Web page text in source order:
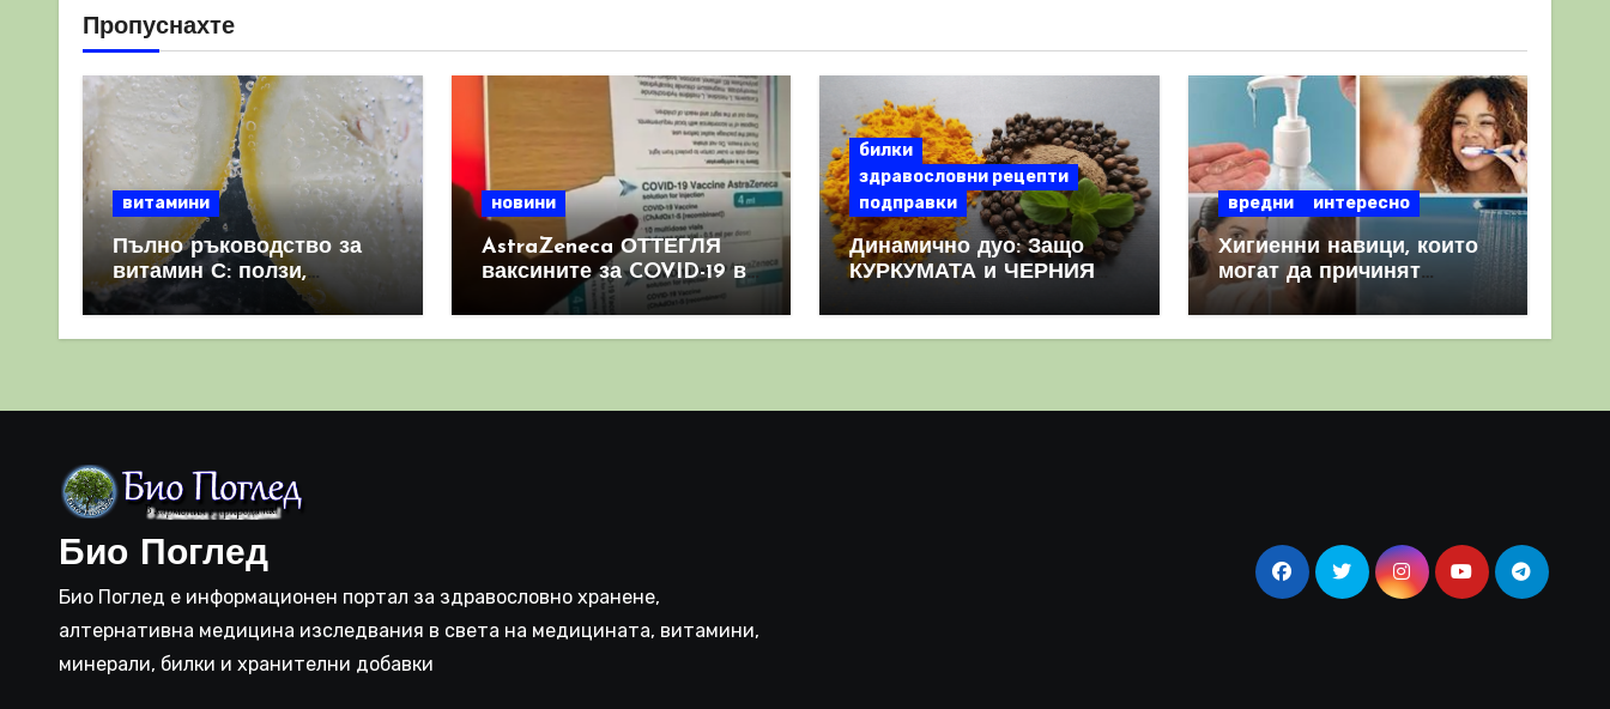
Пропуснахте
витамини
Пълно ръководство за
витамин С: ползи,
източници и защо е
важен за имунната
новини
AstraZeneca ОТТЕГЛЯ
ваксините за COVID-19 в
световен мащаб, след
като призна, че те
билки
здравословни рецепти
подправки
Динамично дуо: Защо
КУРКУМАТА и ЧЕРНИЯ
комбинация
вредни интересно
Хигиенни навици, които
могат да причинят
повече вреда, отколкото
полза
Био Поглед
Био Поглед е информационен портал за здравословно хранене,
алтернативна медицина изследвания в света на медицината, витамини,
минерали, билки и хранителни добавки